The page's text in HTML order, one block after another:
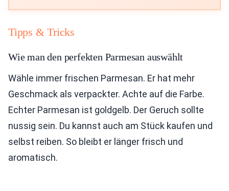
Tipps & Tricks
Wie man den perfekten Parmesan auswählt
Wähle immer frischen Parmesan. Er hat mehr
Geschmack als verpackter. Achte auf die Farbe.
Echter Parmesan ist goldgelb. Der Geruch sollte
nussig sein. Du kannst auch am Stück kaufen und
selbst reiben. So bleibt er länger frisch und
aromatisch.